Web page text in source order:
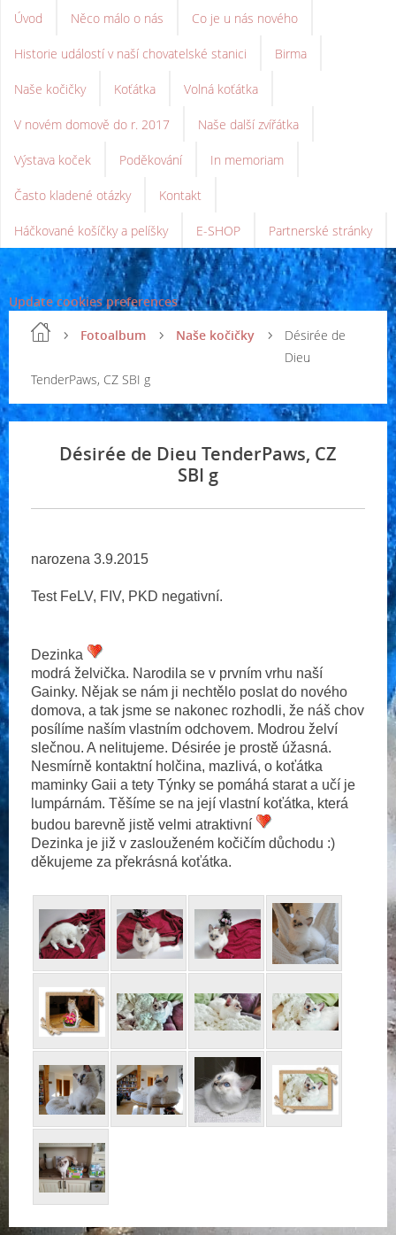
Úvod Něco málo o nás Co je u nás nového
Historie událostí v naší chovatelské stanici Birma
Naše kočičky Koťátka Volná koťátka
V novém domově do r. 2017 Naše další zvířátka
Výstava koček Poděkování In memoriam
Často kladené otázky Kontakt
Háčkované košíčky a pelíšky E-SHOP Partnerské stránky
Update cookies preferences
Fotoalbum
Naše kočičky
Désirée de
Dieu
TenderPaws, CZ SBI g
Désirée de Dieu TenderPaws, CZ
SBI g
narozena 3.9.2015
Test FeLV, FIV, PKD negativní.
Dezinka
modrá želvička. Narodila se v prvním vrhu naší
Gainky. Nějak se nám ji nechtělo poslat do nového
domova, a tak jsme se nakonec rozhodli, že náš chov
posílíme naším vlastním odchovem. Modrou želví
slečnou. A nelitujeme. Désirée je prostě úžasná.
Nesmírně kontaktní holčina, mazlivá, o koťátka
maminky Gaii a tety Týnky se pomáhá starat a učí je
lumpárnám. Těšíme se na její vlastní koťátka, která
budou barevně jistě velmi atraktivní
Dezinka je již v zaslouženém kočičím důchodu :)
děkujeme za překrásná koťátka.